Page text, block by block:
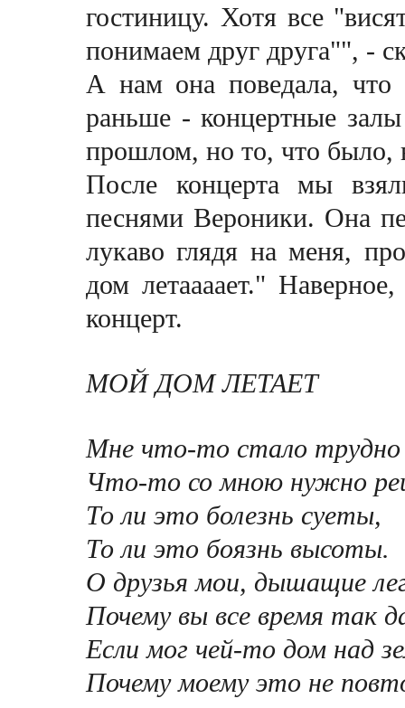
гостиницу. Хотя все
понимаем друг друга"", -
А нам она поведала, что
раньше - концертные
прошлом, но то, что было,
После концерта мы
песнями Вероники. Она
лукаво глядя на меня,
дом летаaaaет."
концерт.
МОЙ ДОМ ЛЕТАЕТ
Мне что-то стало
Что-то со мною нужно
То ли это болезнь суеты,
То ли это боязнь высоты.
О друзья мои, дышащие
Почему вы все время так
Если мог чей-то дом над
Почему моему это не